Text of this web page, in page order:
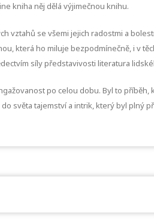
kniha něj dělá výjimečnou knihu.
se všemi jejich radostmi a
která ho miluje bezpodmínečně, i v
síly představivosti literatura
po celou dobu. Byl to
světa tajemství a intrik, který byl plný